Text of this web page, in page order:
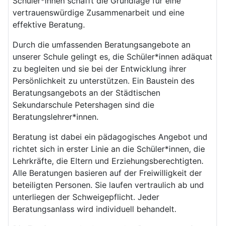
vertrauenswürdige Zusammenarbeit und eine
effektive Beratung.
Durch die umfassenden Beratungsangebote an
unserer Schule gelingt es, die Schüler*innen adäquat
zu begleiten und sie bei der Entwicklung ihrer
Persönlichkeit zu unterstützen. Ein Baustein des
Beratungsangebots an der Städtischen
Sekundarschule Petershagen sind die
Beratungslehrer*innen.
Beratung ist dabei ein pädagogisches Angebot und
richtet sich in erster Linie an die Schüler*innen, die
Lehrkräfte, die Eltern und Erziehungsberechtigten.
Alle Beratungen basieren auf der Freiwilligkeit der
beteiligten Personen. Sie laufen vertraulich ab und
unterliegen der Schweigepflicht. Jeder
Beratungsanlass wird individuell behandelt.